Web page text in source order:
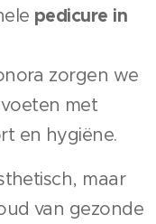
pedicure in
zorgen we
met
en hygiëne.
maar
van gezonde